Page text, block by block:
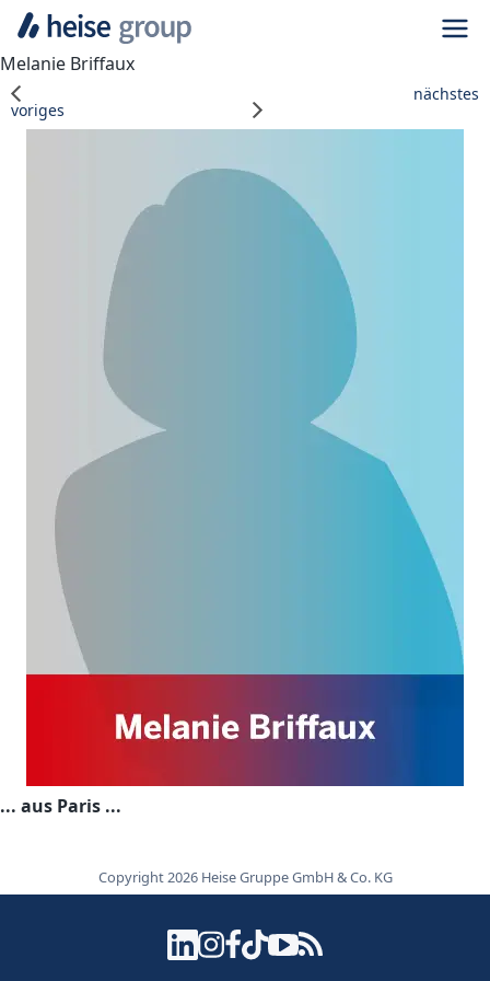
Melanie Briffaux
voriges
nächstes
... aus Paris ...
Copyright 2026 Heise Gruppe GmbH & Co. KG